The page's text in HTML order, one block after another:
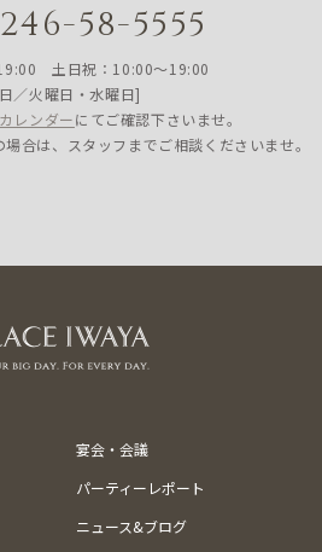
58-5555
土日祝：10:00〜19:00
／火曜日・水曜日]
レンダーにてご確認下さいませ。
合は、スタッフまでご相談くださいませ。
宴会・会議
パーティーレポート
ニュース&ブログ